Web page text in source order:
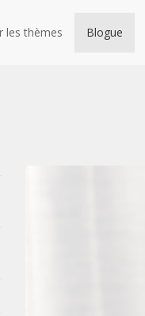
les thèmes Blogue